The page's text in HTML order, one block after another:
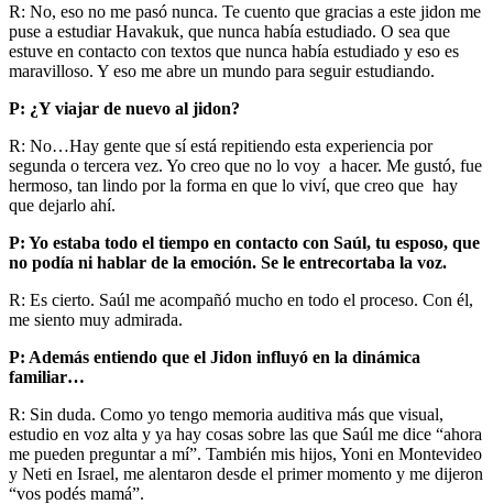
R: No, eso no me pasó nunca. Te cuento que gracias a este jidon me
puse a estudiar Havakuk, que nunca había estudiado. O sea que
estuve en contacto con textos que nunca había estudiado y eso es
maravilloso. Y eso me abre un mundo para seguir estudiando.
P: ¿Y viajar de nuevo al jidon?
R: No…Hay gente que sí está repitiendo esta experiencia por
segunda o tercera vez. Yo creo que no lo voy a hacer. Me gustó, fue
hermoso, tan lindo por la forma en que lo viví, que creo que hay
que dejarlo ahí.
P: Yo estaba todo el tiempo en contacto con Saúl, tu esposo, que
no podía ni hablar de la emoción. Se le entrecortaba la voz.
R: Es cierto. Saúl me acompañó mucho en todo el proceso. Con él,
me siento muy admirada.
P: Además entiendo que el Jidon influyó en la dinámica
familiar…
R: Sin duda. Como yo tengo memoria auditiva más que visual,
estudio en voz alta y ya hay cosas sobre las que Saúl me dice “ahora
me pueden preguntar a mí”. También mis hijos, Yoni en Montevideo
y Neti en Israel, me alentaron desde el primer momento y me dijeron
“vos podés mamá”.